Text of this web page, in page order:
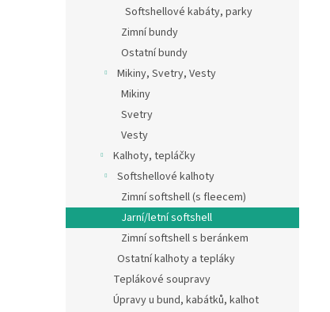
Softshellové kabáty, parky
Zimní bundy
Ostatní bundy
Mikiny, Svetry, Vesty
Mikiny
Svetry
Vesty
Kalhoty, tepláčky
Softshellové kalhoty
Zimní softshell (s fleecem)
Jarní/letní softshell
Zimní softshell s beránkem
Ostatní kalhoty a tepláky
Teplákové soupravy
Úpravy u bund, kabátků, kalhot